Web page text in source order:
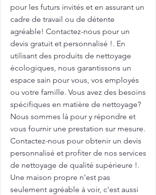
pour les futurs invités et en assurant un
cadre de travail ou de détente
agréable! Contactez-nous pour un
devis gratuit et personnalisé !. En
utilisant des produits de nettoyage
écologiques, nous garantissons un
espace sain pour vous, vos employés
ou votre famille. Vous avez des besoins
spécifiques en matière de nettoyage?
Nous sommes là pour y répondre et
vous fournir une prestation sur mesure.
Contactez-nous pour obtenir un devis
personnalisé et profiter de nos services
de nettoyage de qualité supérieure !.
Une maison propre n'est pas
seulement agréable à voir, c'est aussi